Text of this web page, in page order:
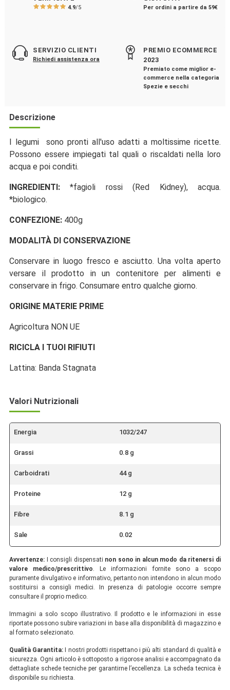
4.9/5 Per ordini a partire da 59€
SERVIZIO CLIENTI
Richiedi assistenza ora
PREMIO ECOMMERCE
2023
Premiato come miglior e-
commerce nella categoria
Spezie e secchi
Descrizione
I legumi sono pronti all'uso adatti a moltissime ricette.
Possono essere impiegati tal quali o riscaldati nella loro
acqua e poi conditi.
INGREDIENTI:*fagioli rossi (Red Kidney), acqua.
*biologico.
CONFEZIONE: 400g
MODALITÀ DI CONSERVAZIONE
Conservare in luogo fresco e asciutto. Una volta aperto
versare il prodotto in un contenitore per alimenti e
conservare in frigo. Consumare entro qualche giorno.
ORIGINE MATERIE PRIME
Agricoltura NON UE
RICICLA I TUOI RIFIUTI
Lattina: Banda Stagnata
Valori Nutrizionali
Energia 1032/247
Grassi 0.8 g
Carboidrati 44 g
Proteine 12 g
Fibre 8.1 g
Sale 0.02
Avvertenze: I consigli dispensati non sono in alcun modo da ritenersi di
valore medico/prescrittivo. Le informazioni fornite sono a scopo
puramente divulgativo e informativo, pertanto non intendono in alcun modo
sostituirsi a consigli medici. In presenza di patologie occorre sempre
consultare il proprio medico.
Immagini a solo scopo illustrativo. Il prodotto e le informazioni in esse
riportate possono subire variazioni in base alla disponibilità di magazzino e
al formato selezionato.
Qualità Garantita: I nostri prodotti rispettano i più alti standard di qualità e
sicurezza. Ogni articolo è sottoposto a rigorose analisi e accompagnato da
dettagliate schede tecniche per garantirne l’eccellenza. La scheda tecnica è
disponibile su richiesta.